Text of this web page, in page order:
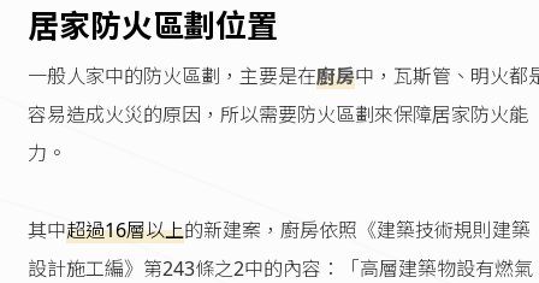
居家防火區劃位置
一般人家中的防火區劃，主要是在廚房中，瓦斯管、明火都
容易造成火災的原因，所以需要防火區劃來保障居家防火能
力。
其中超過16層以上的新建案，廚房依照《建築技術規則建築
設計施工編》第243條之2中的內容：「高層建築物設有燃氣